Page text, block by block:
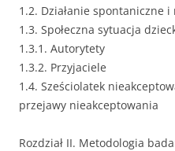
1.2. Działanie spontaniczne
1.3. Społeczna sytuacja
1.3.1. Autorytety
1.3.2. Przyjaciele
1.4. Sześciolatek
przejawy nieakceptowania
Rozdział II. Metodologia